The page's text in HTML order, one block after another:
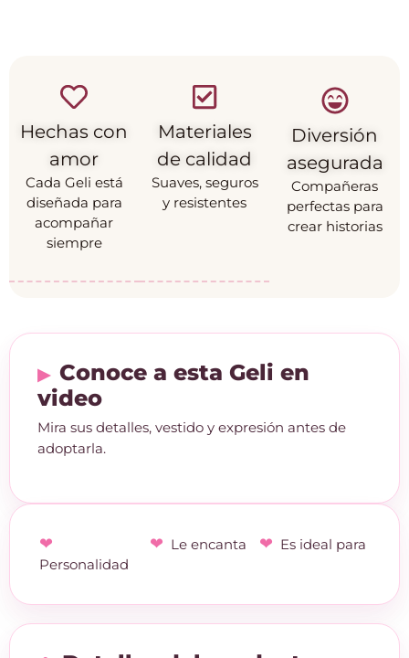
Hechas con
amor
Cada Geli está
diseñada para
acompañar
siempre
Materiales
de calidad
Suaves, seguros
y resistentes
Diversión
asegurada
Compañeras
perfectas para
crear historias
Conoce a esta Geli en
video
Mira sus detalles, vestido y expresión antes de
adoptarla.
Personalidad
Le encanta Es ideal para